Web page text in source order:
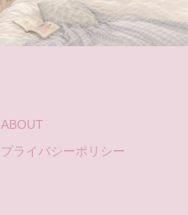
ABOUT
プライバシーポリシー